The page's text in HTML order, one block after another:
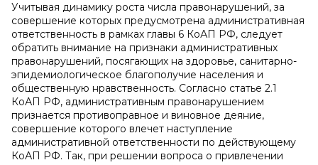
Учитывая динамику роста числа правонарушений, за
совершение которых предусмотрена административная
ответственность в рамках главы 6 КоАП РФ, следует
обратить внимание на признаки административных
правонарушений, посягающих на здоровье, санитарно-
эпидемиологическое благополучие населения и
общественную нравственность. Согласно статье 2.1
КоАП РФ, административным правонарушением
признается противоправное и виновное деяние,
совершение которого влечет наступление
административной ответственности по действующему
КоАП РФ. Так, при решении вопроса о привлечении